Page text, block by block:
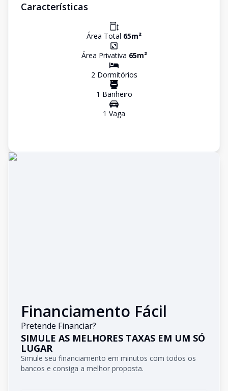
Características
Área Total 65m²
Área Privativa 65m²
2Dormitórios
1 Banheiro
1 Vaga
Financiamento Fácil
Pretende Financiar?
SIMULE AS MELHORES TAXAS EM UM SÓ
LUGAR
Simule seu financiamento em minutos com todos os
bancos e consiga a melhor proposta.